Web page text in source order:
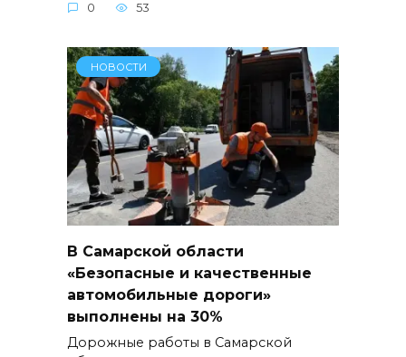
0 53
НОВОСТИ
В Самарской области
«Безопасные и качественные
автомобильные дороги»
выполнены на 30%
Дорожные работы в Самарской